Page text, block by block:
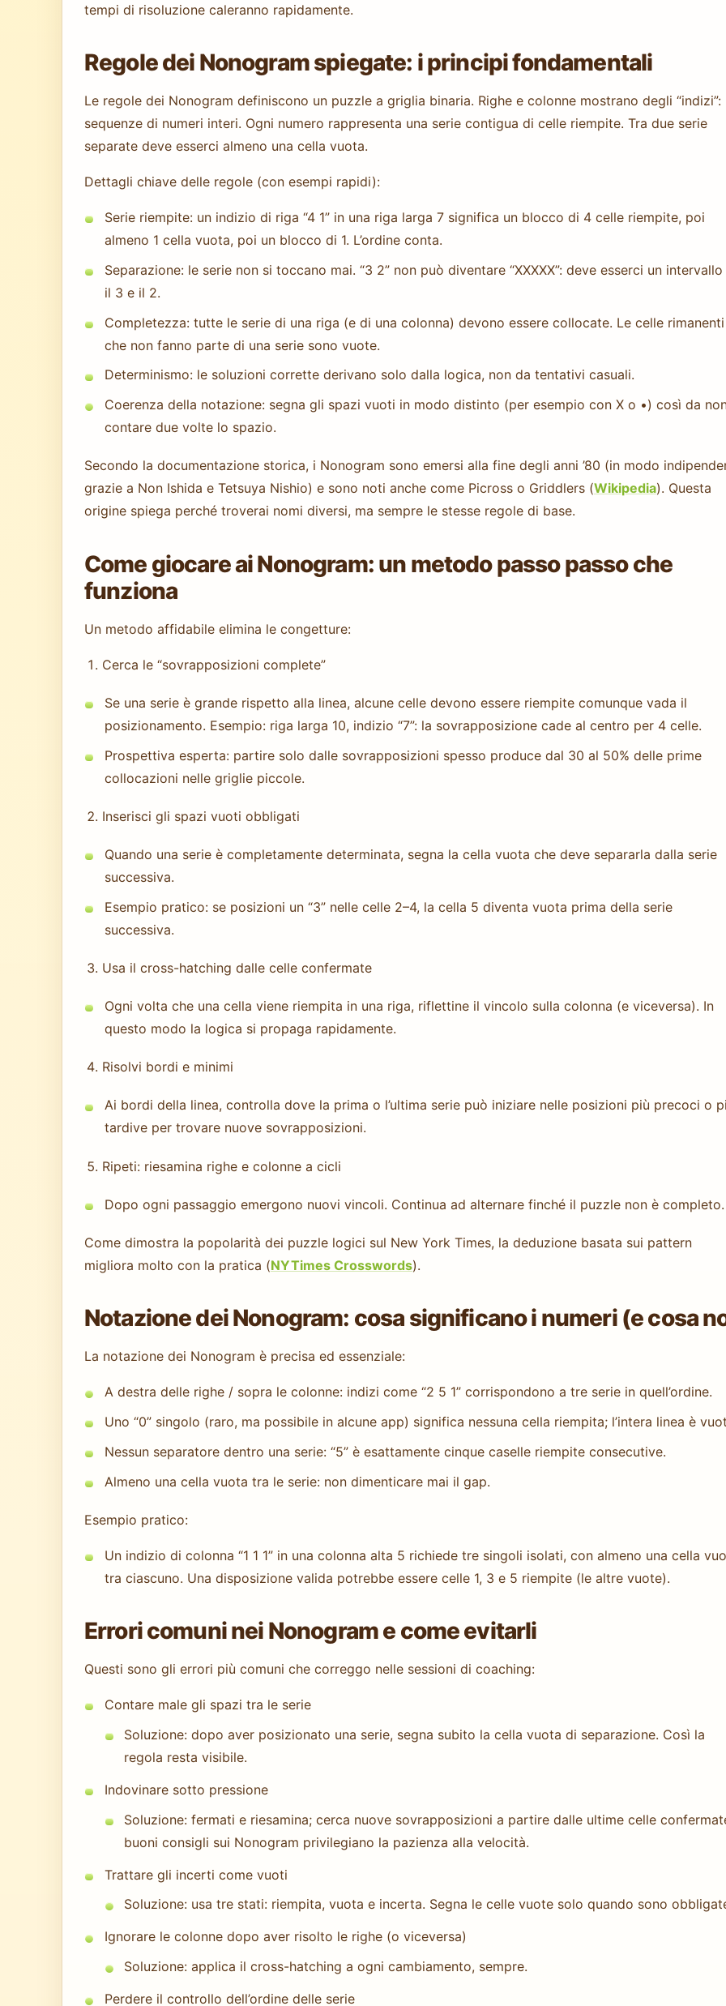
tempi di risoluzione caleranno rapidamente.
Regole dei Nonogram spiegate: i principi fondamentali
Le regole dei Nonogram definiscono un puzzle a griglia binaria. Righe e colonne mostrano degli “indizi”:
sequenze di numeri interi. Ogni numero rappresenta una serie contigua di celle riempite. Tra due serie
separate deve esserci almeno una cella vuota.
Dettagli chiave delle regole (con esempi rapidi):
Serie riempite: un indizio di riga “4 1” in una riga larga 7 significa un blocco di 4 celle riempite, poi
almeno 1 cella vuota, poi un blocco di 1. L’ordine conta.
Separazione: le serie non si toccano mai. “3 2” non può diventare “XXXXX”: deve esserci un
il 3 e il 2.
Completezza: tutte le serie di una riga (e di una colonna) devono essere collocate. Le celle rimanenti
che non fanno parte di una serie sono vuote.
Determinismo: le soluzioni corrette derivano solo dalla logica, non da tentativi casuali.
Coerenza della notazione: segna gli spazi vuoti in modo distinto (per esempio con X o •) così da
contare due volte lo spazio.
Secondo la documentazione storica, i Nonogram sono emersi alla fine degli anni ’80 (in modo
grazie a Non Ishida e Tetsuya Nishio) e sono noti anche come Picross o Griddlers (Wikipedia). Questa
origine spiega perché troverai nomi diversi, ma sempre le stesse regole di base.
Come giocare ai Nonogram: un metodo passo passo che
funziona
Un metodo affidabile elimina le congetture:
Cerca le “sovrapposizioni complete”
Se una serie è grande rispetto alla linea, alcune celle devono essere riempite comunque vada il
posizionamento. Esempio: riga larga 10, indizio “7”: la sovrapposizione cade al centro per 4 celle.
Prospettiva esperta: partire solo dalle sovrapposizioni spesso produce dal 30 al 50% delle prime
collocazioni nelle griglie piccole.
Inserisci gli spazi vuoti obbligati
Quando una serie è completamente determinata, segna la cella vuota che deve separarla dalla serie
successiva.
Esempio pratico: se posizioni un “3” nelle celle 2–4, la cella 5 diventa vuota prima della serie
successiva.
Usa il cross-hatching dalle celle confermate
Ogni volta che una cella viene riempita in una riga, riflettine il vincolo sulla colonna (e viceversa). In
questo modo la logica si propaga rapidamente.
Risolvi bordi e minimi
Ai bordi della linea, controlla dove la prima o l’ultima serie può iniziare nelle posizioni più precoci o
tardive per trovare nuove sovrapposizioni.
Ripeti: riesamina righe e colonne a cicli
Dopo ogni passaggio emergono nuovi vincoli. Continua ad alternare finché il puzzle non è completo.
Come dimostra la popolarità dei puzzle logici sul New York Times, la deduzione basata sui pattern
migliora molto con la pratica (NYTimes Crosswords).
Notazione dei Nonogram: cosa significano i numeri (e cosa
La notazione dei Nonogram è precisa ed essenziale:
A destra delle righe / sopra le colonne: indizi come “2 5 1” corrispondono a tre serie in quell’ordine.
Uno “0” singolo (raro, ma possibile in alcune app) significa nessuna cella riempita; l’intera linea è
Nessun separatore dentro una serie: “5” è esattamente cinque caselle riempite consecutive.
Almeno una cella vuota tra le serie: non dimenticare mai il gap.
Esempio pratico:
Un indizio di colonna “1 1 1” in una colonna alta 5 richiede tre singoli isolati, con almeno una cella
tra ciascuno. Una disposizione valida potrebbe essere celle 1, 3 e 5 riempite (le altre vuote).
Errori comuni nei Nonogram e come evitarli
Questi sono gli errori più comuni che correggo nelle sessioni di coaching:
Contare male gli spazi tra le serie
Soluzione: dopo aver posizionato una serie, segna subito la cella vuota di separazione. Così la
regola resta visibile.
Indovinare sotto pressione
Soluzione: fermati e riesamina; cerca nuove sovrapposizioni a partire dalle ultime celle
buoni consigli sui Nonogram privilegiano la pazienza alla velocità.
Trattare gli incerti come vuoti
Soluzione: usa tre stati: riempita, vuota e incerta. Segna le celle vuote solo quando sono
Ignorare le colonne dopo aver risolto le righe (o viceversa)
Soluzione: applica il cross-hatching a ogni cambiamento, sempre.
Perdere il controllo dell’ordine delle serie